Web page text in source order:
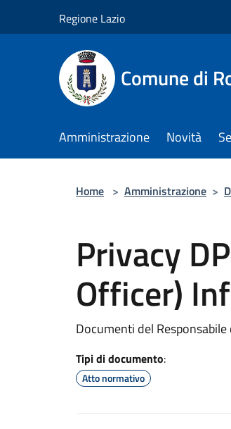
Regione Lazio
Comune di
Amministrazione Novità
Home > Amministrazione >
Privacy
Officer)
Documenti del
Tipi di documento:
Atto normativo